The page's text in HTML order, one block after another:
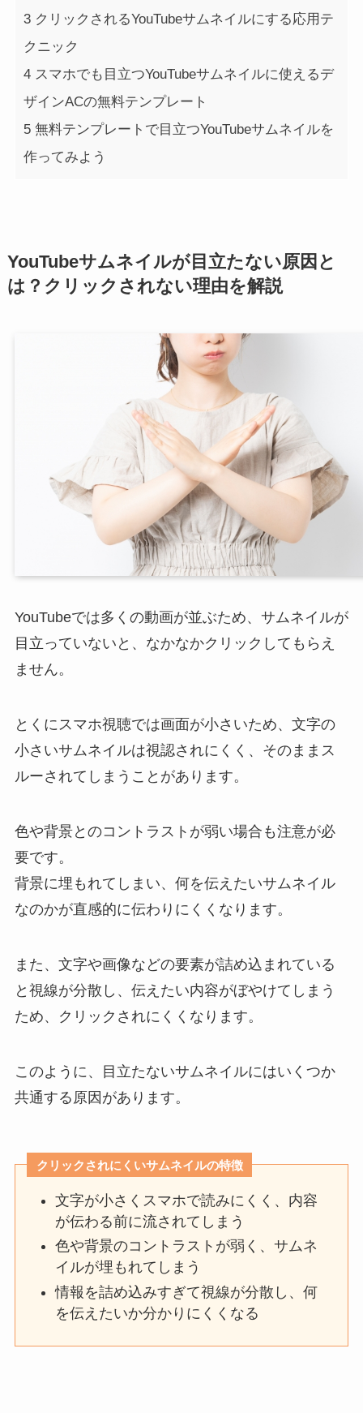
3クリックされるYouTubeサムネイルにする応用テ
クニック
4スマホでも目立つYouTubeサムネイルに使えるデ
ザインACの無料テンプレート
5無料テンプレートで目立つYouTubeサムネイルを
作ってみよう
YouTubeサムネイルが目立たない原因と
は？クリックされない理由を解説
YouTubeでは多くの動画が並ぶため、サムネイルが
目立っていないと、なかなかクリックしてもらえ
ません。
とくにスマホ視聴では画面が小さいため、文字の
小さいサムネイルは視認されにくく、そのままス
ルーされてしまうことがあります。
色や背景とのコントラストが弱い場合も注意が必
要です。
背景に埋もれてしまい、何を伝えたいサムネイル
なのかが直感的に伝わりにくくなります。
また、文字や画像などの要素が詰め込まれている
と視線が分散し、伝えたい内容がぼやけてしまう
ため、クリックされにくくなります。
このように、目立たないサムネイルにはいくつか
共通する原因があります。
クリックされにくいサムネイルの特徴
文字が小さくスマホで読みにくく、内容
が伝わる前に流されてしまう
色や背景のコントラストが弱く、サムネ
イルが埋もれてしまう
情報を詰め込みすぎて視線が分散し、何
を伝えたいか分かりにくくなる